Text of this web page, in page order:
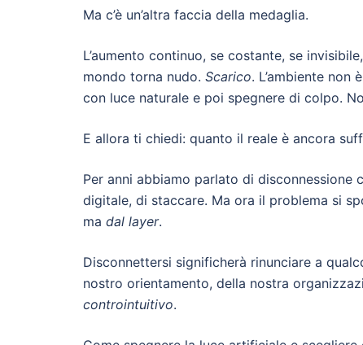
Ma c’è un’altra faccia della medaglia.
L’aumento continuo, se costante, se
mondo torna nudo. Scarico. L’ambiente non
con luce naturale e poi spegnere di colpo.
E allora ti chiedi: quanto il reale è ancora
Per anni abbiamo parlato di
digitale, di staccare. Ma ora il problema si
ma dal layer.
Disconnettersi significherà rinunciare a
nostro orientamento, della nostra
controintuitivo.